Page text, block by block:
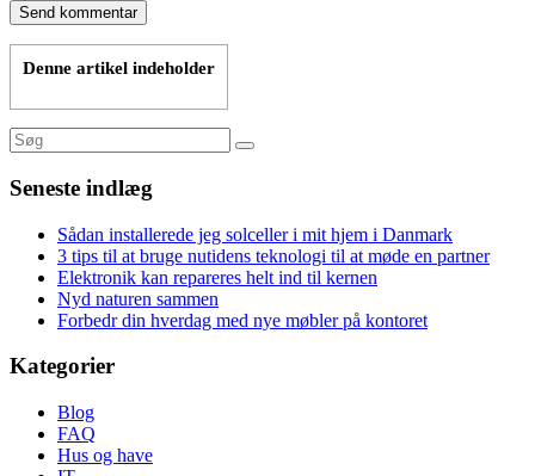
Denne artikel indeholder
Seneste indlæg
Sådan installerede jeg solceller i mit hjem i Danmark
3 tips til at bruge nutidens teknologi til at møde en partner
Elektronik kan repareres helt ind til kernen
Nyd naturen sammen
Forbedr din hverdag med nye møbler på kontoret
Kategorier
Blog
FAQ
Hus og have